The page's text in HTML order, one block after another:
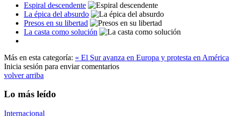
Espiral descendente
La épica del absurdo
Presos en su libertad
La casta como solución
Más en esta categoría: « El Sur avanza en Europa y protesta en América
Inicia sesión para enviar comentarios
volver arriba
Lo más leído
Internacional